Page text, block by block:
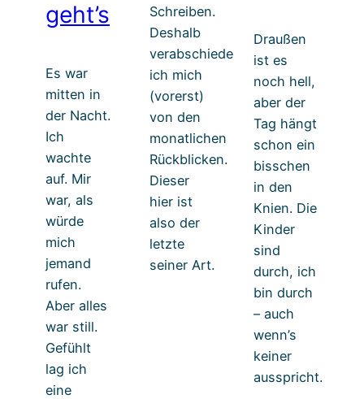
geht’s
Es war
mitten in
der Nacht.
Ich
wachte
auf. Mir
war, als
würde
mich
jemand
rufen.
Aber alles
war still.
Gefühlt
lag ich
eine
Schreiben.
Deshalb
verabschiede
ich mich
(vorerst)
von den
monatlichen
Rückblicken.
Dieser
hier ist
also der
letzte
seiner Art.
Draußen
ist es
noch hell,
aber der
Tag hängt
schon ein
bisschen
in den
Knien. Die
Kinder
sind
durch, ich
bin durch
– auch
wenn’s
keiner
ausspricht.